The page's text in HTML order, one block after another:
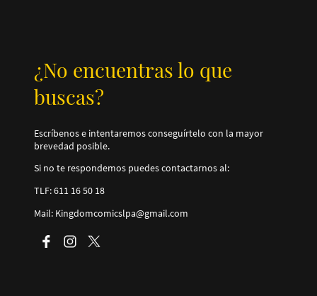
¿No encuentras lo que
buscas?
Escríbenos e intentaremos conseguírtelo con la mayor
brevedad posible.
Si no te respondemos puedes contactarnos al:
TLF: 611 16 50 18
Mail: Kingdomcomicslpa@gmail.com